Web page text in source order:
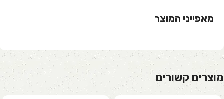
מאפייני המוצר
מוצרים קשורים